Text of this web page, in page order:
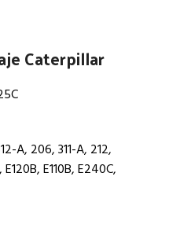
Caterpillar
A, 206, 311-A, 212,
, E120B, E110B, E240C,